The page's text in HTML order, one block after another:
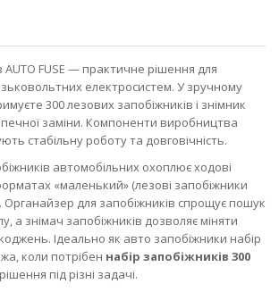
AUTO FUSE — практичне рішення для
електросистем. У зручному
300 лезових запобіжників і знімник
заміни. Компоненти виробництва
стабільну роботу та довговічність.
автомобільних охоплює ходові
«маленький» (лезові запобіжники
Органайзер для запобіжників спрощує пошук
а знімач запобіжників дозволяє міняти
Ідеально як авто запобіжники набір
коли потрібен набір запобіжників 300
під різні задачі.